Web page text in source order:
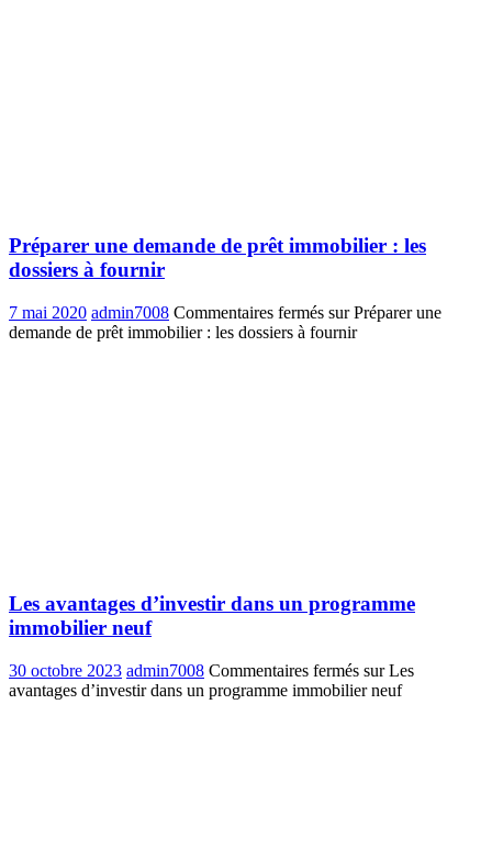
Préparer une demande de prêt immobilier : les
dossiers à fournir
7 mai 2020 admin7008 Commentaires fermés sur Préparer une
demande de prêt immobilier : les dossiers à fournir
Les avantages d’investir dans un programme
immobilier neuf
30 octobre 2023 admin7008 Commentaires fermés sur Les
avantages d’investir dans un programme immobilier neuf